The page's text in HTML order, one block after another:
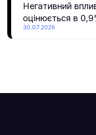
Негативний
оцінюється в
30.07.2026